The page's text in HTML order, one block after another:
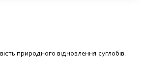
природного відновлення суглобів.